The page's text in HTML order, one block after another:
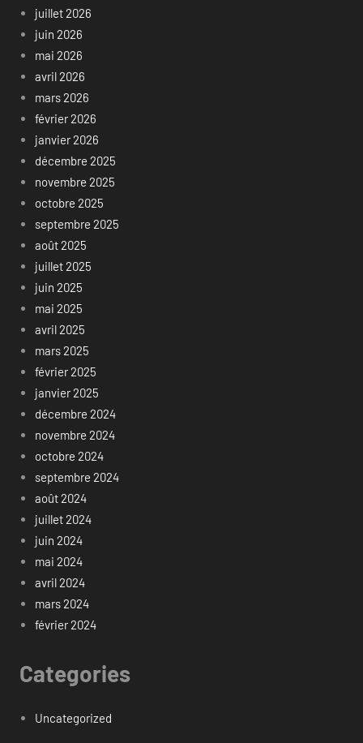
juillet 2026
juin 2026
mai 2026
avril 2026
mars 2026
février 2026
janvier 2026
décembre 2025
novembre 2025
octobre 2025
septembre 2025
août 2025
juillet 2025
juin 2025
mai 2025
avril 2025
mars 2025
février 2025
janvier 2025
décembre 2024
novembre 2024
octobre 2024
septembre 2024
août 2024
juillet 2024
juin 2024
mai 2024
avril 2024
mars 2024
février 2024
Categories
Uncategorized